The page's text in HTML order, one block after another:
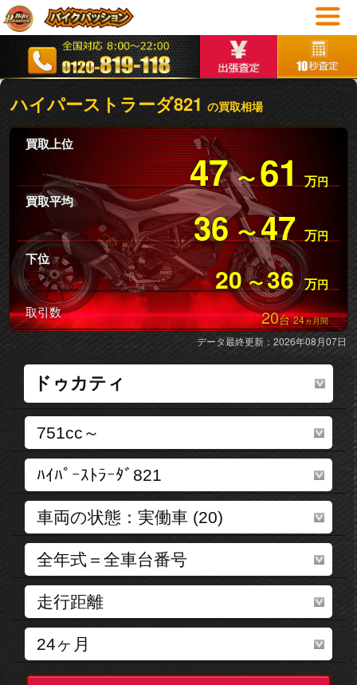
ハイパーストラーダ821 の買取相場
買取上位
47 〜61 万円
買取平均
36 〜47 万円
下位
20 〜36 万円
取引数 20台24ヵ月間
データ最終更新：2026年08月07日